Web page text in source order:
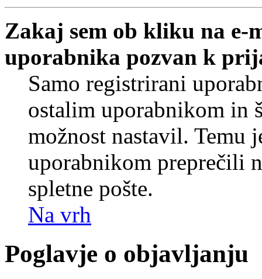
Zakaj sem ob kliku na e-
uporabnika pozvan k
Samo registrirani
ostalim uporabnikom in
možnost nastavil. Temu
uporabnikom preprečili
spletne pošte.
Na vrh
Poglavje o objavljanju